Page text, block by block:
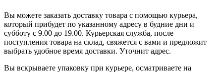
Вы можете заказать доставку товара с помощью курьера,
который прибудет по указанному адресу в будние дни и
субботу с 9.00 до 19.00. Курьерская служба, после
поступления товара на склад, свяжется с вами и предложит
выбрать удобное время доставки. Уточнит адрес.
Вы вскрываете упаковку при курьере, осматриваете на